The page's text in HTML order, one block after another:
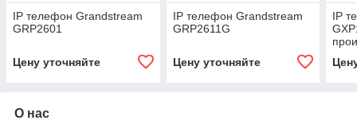
IP телефон Grandstream
GRP2601
Цену уточняйте
IP телефон Grandstream
GRP2611G
Цену уточняйте
IP
О нас